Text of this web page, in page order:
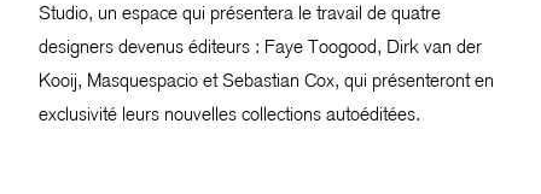
Studio, un espace qui présentera le travail de quatre
designers devenus éditeurs : Faye Toogood, Dirk van der
Kooij, Masquespacio et Sebastian Cox, qui présenteront en
exclusivité leurs nouvelles collections autoéditées.